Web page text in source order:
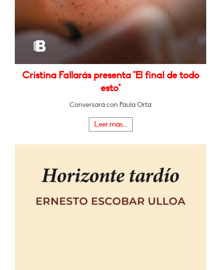
Cristina Fallarás presenta "El final de todo
esto"
Conversará con Paula Ortiz
Leer más...